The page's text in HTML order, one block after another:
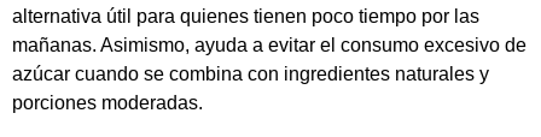
alternativa útil para quienes tienen poco tiempo por las
mañanas. Asimismo, ayuda a evitar el consumo excesivo de
azúcar cuando se combina con ingredientes naturales y
porciones moderadas.